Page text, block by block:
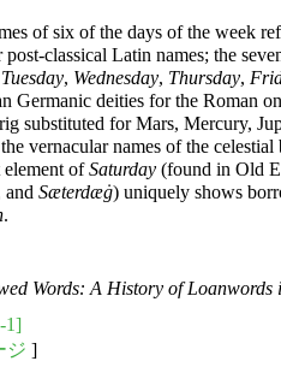
of six of the days of the week
classical Latin names; the
Tuesday, Wednesday, Thursday,
Germanic deities for the Roman
substituted for Mars, Mercury,
the vernacular names of the
ofSaturday (found in Old
and Sæterdæġ) uniquely shows
.
Words: A History of Loanwords
1]
ジ ]